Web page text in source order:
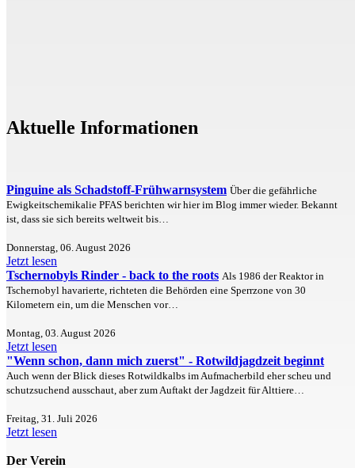
Aktuelle Informationen
Pinguine als Schadstoff-Frühwarnsystem Über die gefährliche
Ewigkeitschemikalie PFAS berichten wir hier im Blog immer wieder. Bekannt
ist, dass sie sich bereits weltweit bis…
Donnerstag, 06. August 2026
Jetzt lesen
Tschernobyls Rinder - back to the roots Als 1986 der Reaktor in
Tschernobyl havarierte, richteten die Behörden eine Sperrzone von 30
Kilometern ein, um die Menschen vor…
Montag, 03. August 2026
Jetzt lesen
"Wenn schon, dann mich zuerst" - Rotwildjagdzeit beginnt
Auch wenn der Blick dieses Rotwildkalbs im Aufmacherbild eher scheu und
schutzsuchend ausschaut, aber zum Auftakt der Jagdzeit für Alttiere…
Freitag, 31. Juli 2026
Jetzt lesen
Der Verein